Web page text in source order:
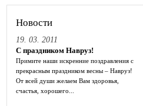
Новости
19. 03. 2011
С праздником Навруз!
Примите наши искренние поздравления с
прекрасным праздником весны – Навруз!
От всей души желаем Вам здоровья,
счастья, хорошего...